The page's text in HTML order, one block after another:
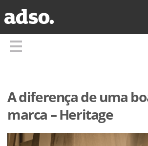
A diferença de uma
marca – Heritage